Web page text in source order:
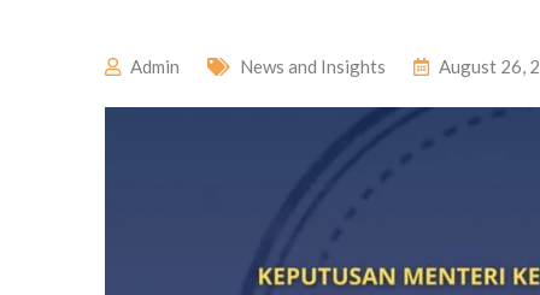
Admin News and Insights August 26,